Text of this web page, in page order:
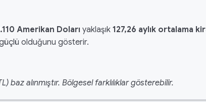
Amerikan Doları yaklaşık 127,26 aylık ortalama
olduğunu gösterir.
alınmıştır. Bölgesel farklılıklar gösterebilir.